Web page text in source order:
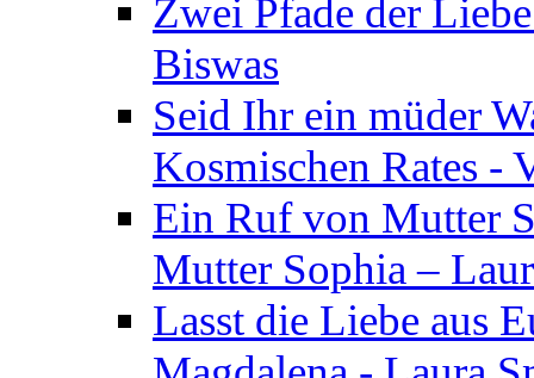
Zwei Pfade der
Biswas
Seid Ihr ein müder
Kosmischen Rates -
Ein Ruf von Mutter
Mutter Sophia –
Lasst die Liebe aus